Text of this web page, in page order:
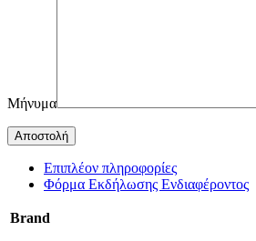
Μήνυμα
Επιπλέον πληροφορίες
Φόρμα Εκδήλωσης Ενδιαφέροντος
Brand